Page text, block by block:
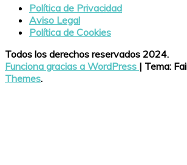
Política de Privacidad
Aviso Legal
Política de Cookies
Todos los derechos reservados 2024.
Funciona gracias a WordPress | Tema:
Themes.